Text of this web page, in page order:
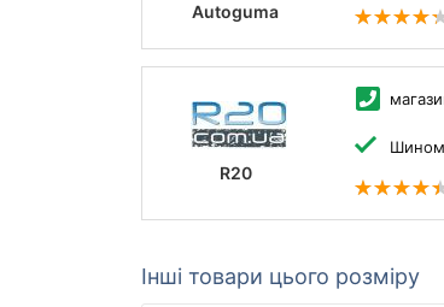
Autoguma
R20
Інші товари цього розміру